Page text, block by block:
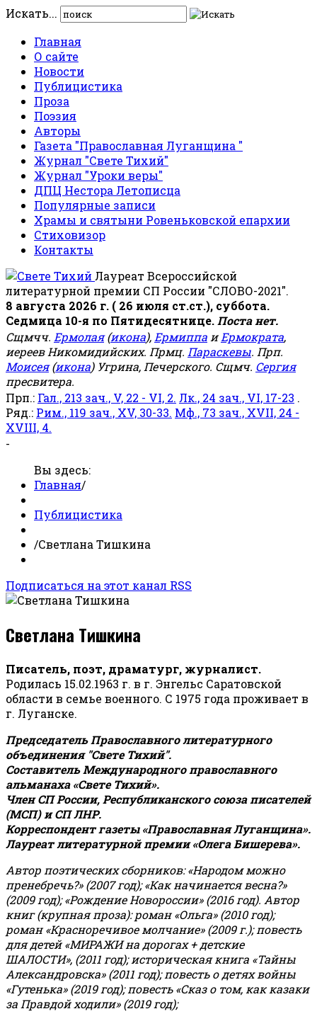
Искать...
Главная
О сайте
Новости
Публицистика
Проза
Поэзия
Авторы
Газета "Православная Луганщина "
Журнал "Свете Тихий"
Журнал "Уроки веры"
ДПЦ Нестора Летописца
Популярные записи
Храмы и святыни Ровеньковской епархии
Стиховизор
Контакты
Лауреат Всероссийской
литературной премии СП России "СЛОВО-2021".
8 августа 2026 г. ( 26 июля ст.ст.), суббота.
Седмица 10-я по Пятидесятнице. Поста нет.
Сщмчч. Ермолая(икона), Ермиппа иЕрмократа,
иереев Никомидийских. Прмц. Параскевы. Прп.
Моисея(икона) Угрина, Печерского. Сщмч. Сергия
пресвитера.
Прп.: Гал., 213 зач., V, 22 - VI, 2. Лк., 24 зач., VI, 17-23 .
Ряд.: Рим., 119 зач., XV, 30-33. Мф., 73 зач., XVII, 24 -
XVIII, 4.
-
Вы здесь:
Главная/
Публицистика
/Светлана Тишкина
Подписаться на этот канал RSS
Светлана Тишкина
Писатель, поэт, драматург, журналист.
Родилась 15.02.1963 г. в г. Энгельс Саратовской
области в семье военного. С 1975 года проживает в
г. Луганске.
Председатель Православного литературного
объединения "Свете Тихий".
Составитель Международного православного
альманаха «Свете Тихий».
Член СП России, Республиканского союза писателей
(МСП) и СП ЛНР.
Корреспондент газеты «Православная Луганщина».
Лауреат литературной премии «Олега Бишерева».
Автор поэтических сборников: «Народом можно
пренебречь?» (2007 год); «Как начинается весна?»
(2009 год); «Рождение Новороссии» (2016 год). Автор
книг (крупная проза): роман «Ольга» (2010 год);
роман «Красноречивое молчание» (2009 г.); повесть
для детей «МИРАЖИ на дорогах + детские
ШАЛОСТИ», (2011 год); историческая книга «Тайны
Александровска» (2011 год); повесть о детях войны
«Гутенька» (2019 год); повесть «Сказ о том, как казаки
за Правдой ходили» (2019 год);